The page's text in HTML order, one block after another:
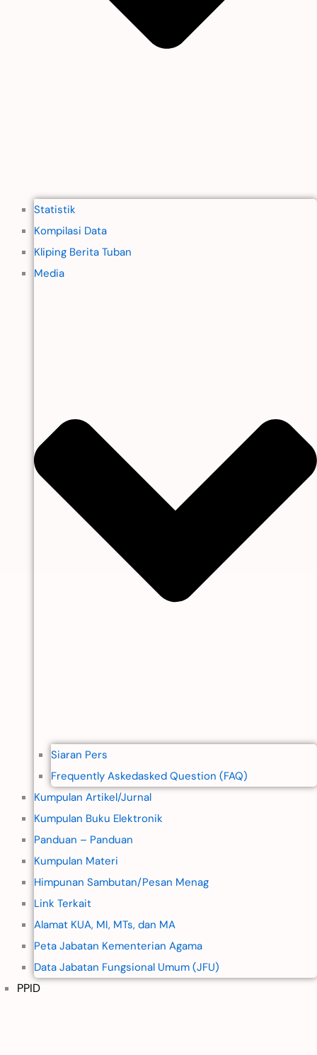
Statistik
Kompilasi Data
Kliping Berita Tuban
Media
Siaran Pers
Frequently Askedasked Question (FAQ)
Kumpulan Artikel/Jurnal
Kumpulan Buku Elektronik
Panduan – Panduan
Kumpulan Materi
Himpunan Sambutan/Pesan Menag
Link Terkait
Alamat KUA, MI, MTs, dan MA
Peta Jabatan Kementerian Agama
Data Jabatan Fungsional Umum (JFU)
PPID